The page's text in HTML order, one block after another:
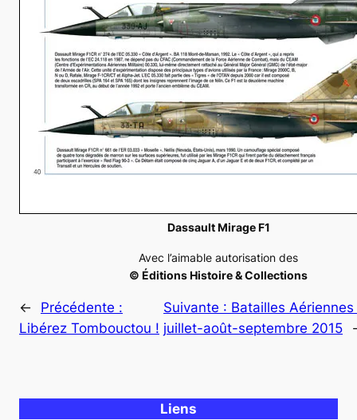
Dassault Mirage F1
Avec l’aimable autorisation des
© Éditions Histoire & Collections
←
Précédente :
Libérez Tombouctou !
Suivante : Batailles Aériennes
juillet-août-septembre 2015
Liens